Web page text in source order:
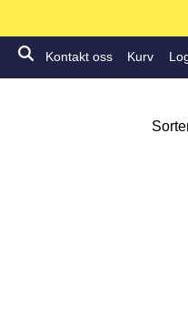
Kontakt oss Kurv